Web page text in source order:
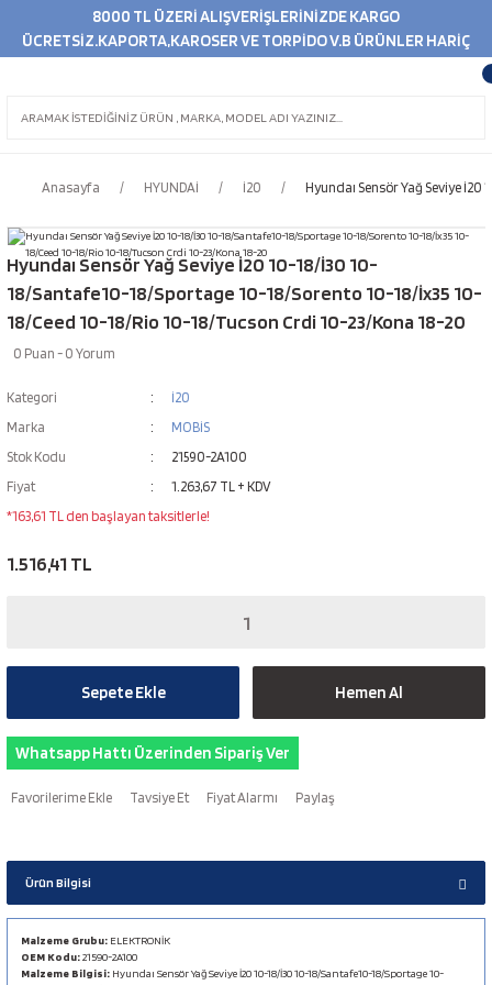
8000 TL ÜZERİ ALIŞVERİŞLERİNİZDE KARGO
ÜCRETSİZ.KAPORTA,KAROSER VE TORPİDO V.B ÜRÜNLER HARİÇ
Anasayfa HYUNDAİ İ20 Hyundaı Sensör Yağ Seviye
Hyundaı Sensör Yağ Seviye İ20 10-18/İ30 10-
18/Santafe10-18/Sportage 10-18/Sorento 10-18/İx35 10-
18/Ceed 10-18/Rio 10-18/Tucson Crdi 10-23/Kona 18-20
0 Puan - 0 Yorum
Kategori
İ20
Marka
MOBİS
Stok Kodu
21590-2A100
Fiyat
1.263,67 TL + KDV
*163,61 TL den başlayan taksitlerle!
1.516,41 TL
Sepete Ekle Hemen Al
Whatsapp Hattı Üzerinden Sipariş Ver
Tavsiye Et Fiyat Alarmı Paylaş
Ürün Bilgisi
Malzeme Grubu: ELEKTRONİK
OEM Kodu:21590-2A100
Malzeme Bilgisi: Hyundaı Sensör Yağ Seviye İ20 10-18/İ30 10-18/Santafe10-18/Sportage 10-